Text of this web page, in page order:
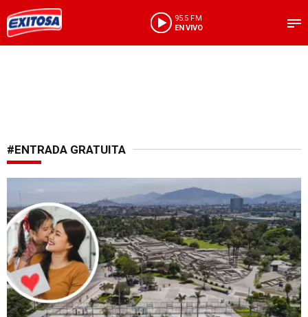
95.5 FM
EN VIVO
#ENTRADA GRATUITA